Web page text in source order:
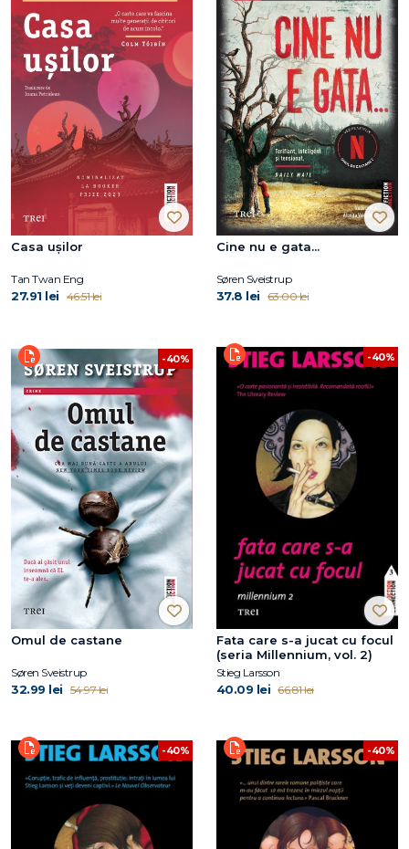
Casa ușilor
Tan Twan Eng
27.91 lei 46.51 lei
Cine nu e gata...
Søren Sveistrup
37.8 lei 63.00 lei
-40%
Omul de castane
Søren Sveistrup
32.99 lei 54.97 lei
-40%
Fata care s-a jucat cu focul
(seria Millennium, vol. 2)
Stieg Larsson
40.09 lei 66.81 lei
-40% -40%